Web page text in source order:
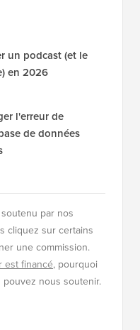
sur certains
une commission.
est financé
est une
dirigée par Syed
dans
l'e-commerce,
en 2009,